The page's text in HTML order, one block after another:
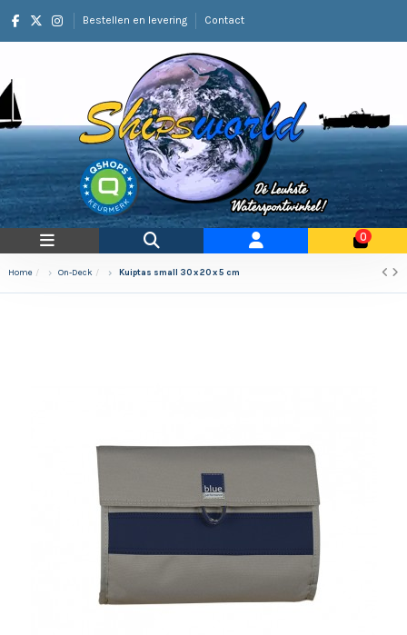
Bestellen en levering Contact
0
Home On-Deck Kuiptas small 30 x 20 x 5 cm